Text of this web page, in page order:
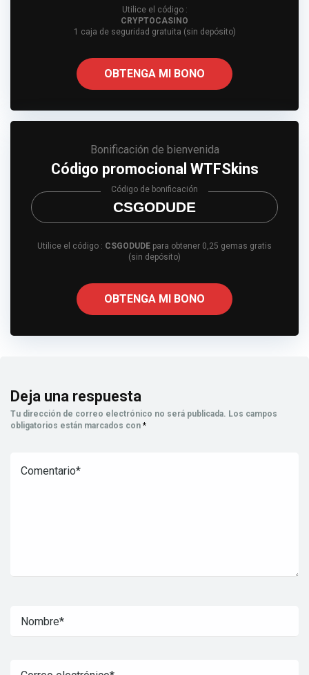
Utilice el código :
CRYPTOCASINO
1 caja de seguridad gratuita (sin depósito)
OBTENGA MI BONO
Bonificación de bienvenida
Código promocional WTFSkins
CSGODUDE
Código de bonificación
Utilice el código : CSGODUDE para obtener 0,25 gemas gratis
(sin depósito)
OBTENGA MI BONO
Deja una respuesta
Tu dirección de correo electrónico no será publicada. Los campos
obligatorios están marcados con *